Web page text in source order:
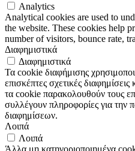
Analytics
Analytical cookies are used to
the website. These cookies help
number of visitors, bounce rate,
Διαφημιστικά
Διαφημιστικά
Τα cookie διαφήμισης
επισκέπτες σχετικές
τα cookie παρακολουθούν τους
συλλέγουν πληροφορίες για
διαφημίσεων.
Λοιπά
Λοιπά
Άλλα μη κατηγοριοποιημένα